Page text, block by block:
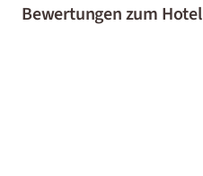
Bewertungen zum Hotel